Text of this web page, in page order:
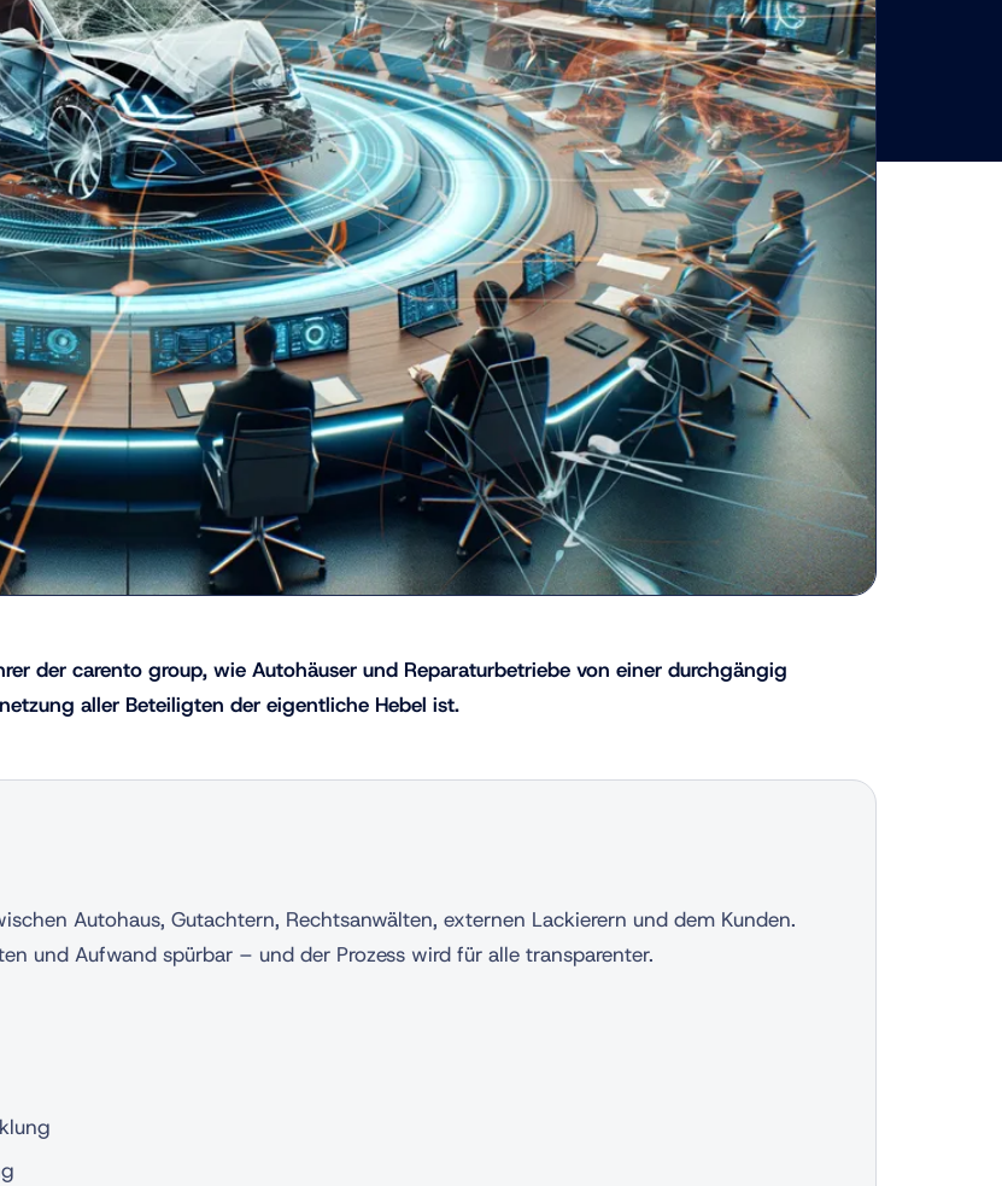
der carento group, wie Autohäuser und Reparaturbetriebe von einer durchgängig
aller Beteiligten der eigentliche Hebel ist.
Autohaus, Gutachtern, Rechtsanwälten, externen Lackierern und dem Kunden.
und Aufwand spürbar – und der Prozess wird für alle transparenter.